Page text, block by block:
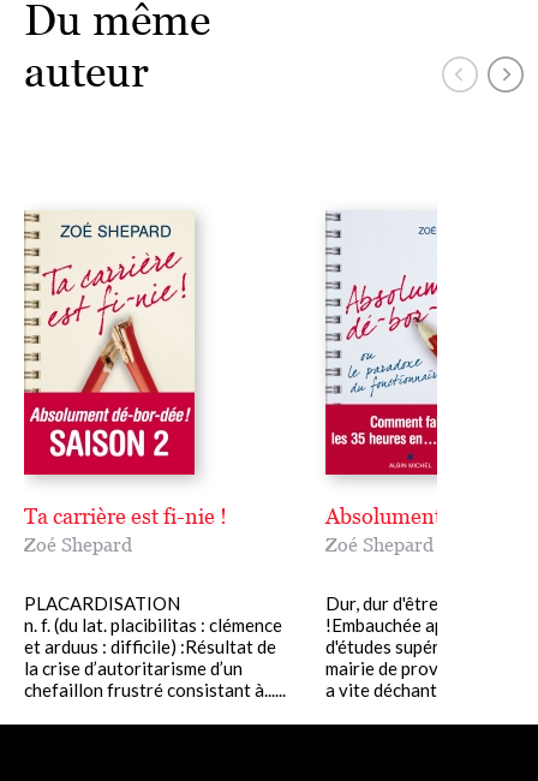
Du même
auteur
Ta carrière est fi-nie !
Zoé Shepard
PLACARDISATION
n. f. (du lat. placibilitas : clémence
et arduus : difficile) :Résultat de
la crise d’autoritarisme d’un
chefaillon frustré consistant à......
Absolument dé-bor-
Zoé Shepard
Dur, dur d'être
!Embauchée après huit ans
d'études supérieures dans
mairie de province, Zoé
a vite déchanté. Plongée